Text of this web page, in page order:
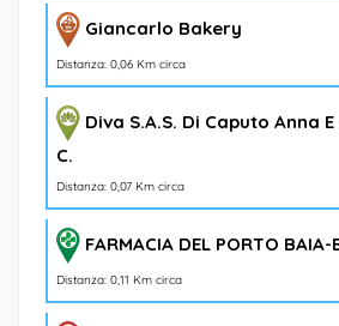
Giancarlo Bakery
Distanza: 0,06 Km circa
Diva S.A.S. Di Caputo Anna
C.
Distanza: 0,07 Km circa
FARMACIA DEL PORTO
Distanza: 0,11 Km circa